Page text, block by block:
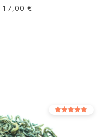
17,00 €
sur 5